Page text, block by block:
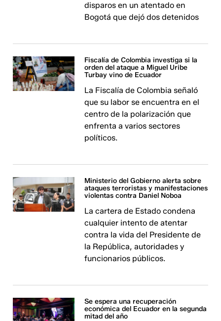
disparos en un atentado en
Bogotá que dejó dos detenidos
Fiscalía de Colombia investiga si la
orden del ataque a Miguel Uribe
Turbay vino de Ecuador
La Fiscalía de Colombia señaló
que su labor se encuentra en el
centro de la polarización que
enfrenta a varios sectores
políticos.
Ministerio del Gobierno alerta sobre
ataques terroristas y manifestaciones
violentas contra Daniel Noboa
La cartera de Estado condena
cualquier intento de atentar
contra la vida del Presidente de
la República, autoridades y
funcionarios públicos.
Se espera una recuperación
económica del Ecuador en la segunda
mitad del año